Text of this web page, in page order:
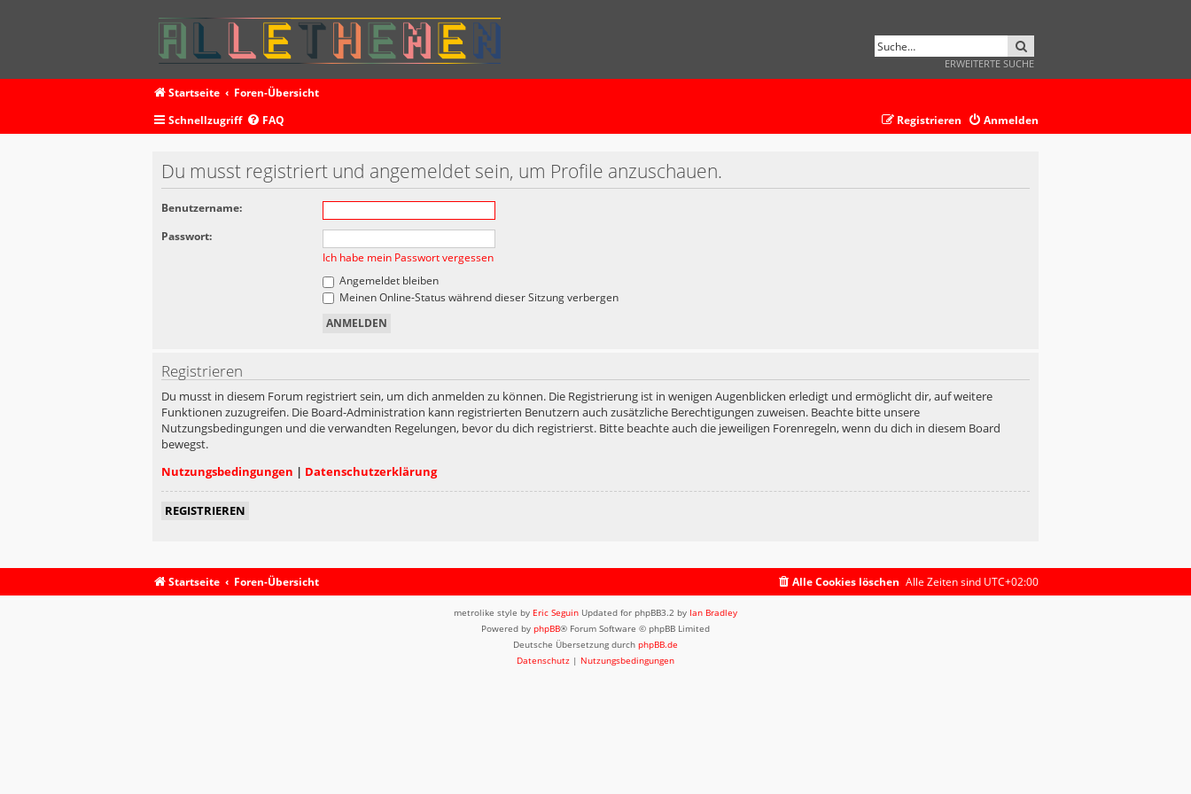
ERWEITERTE SUCHE
Startseite
Foren-Übersicht
Schnellzugriff
FAQ Anmelden
Registrieren
Du musst registriert und angemeldet sein, um Profile anzuschauen.
Benutzername:
Passwort:
Ich habe mein Passwort vergessen
Angemeldet bleiben
Meinen Online-Status während dieser Sitzung verbergen
Registrieren
Du musst in diesem Forum registriert sein, um dich anmelden zu können. Die Registrierung ist in wenigen Augenblicken erledigt und ermöglicht dir, auf weitere
Funktionen zuzugreifen. Die Board-Administration kann registrierten Benutzern auch zusätzliche Berechtigungen zuweisen. Beachte bitte unsere
Nutzungsbedingungen und die verwandten Regelungen, bevor du dich registrierst. Bitte beachte auch die jeweiligen Forenregeln, wenn du dich in diesem Board
bewegst.
Nutzungsbedingungen | Datenschutzerklärung
REGISTRIEREN
Startseite Foren-Übersicht Alle Zeiten sind UTC+02:00
Alle Cookies löschen
metrolike style by Eric Seguin Updated for phpBB3.2 by Ian Bradley
Powered by phpBB® Forum Software © phpBB Limited
Deutsche Übersetzung durch phpBB.de
Datenschutz | Nutzungsbedingungen